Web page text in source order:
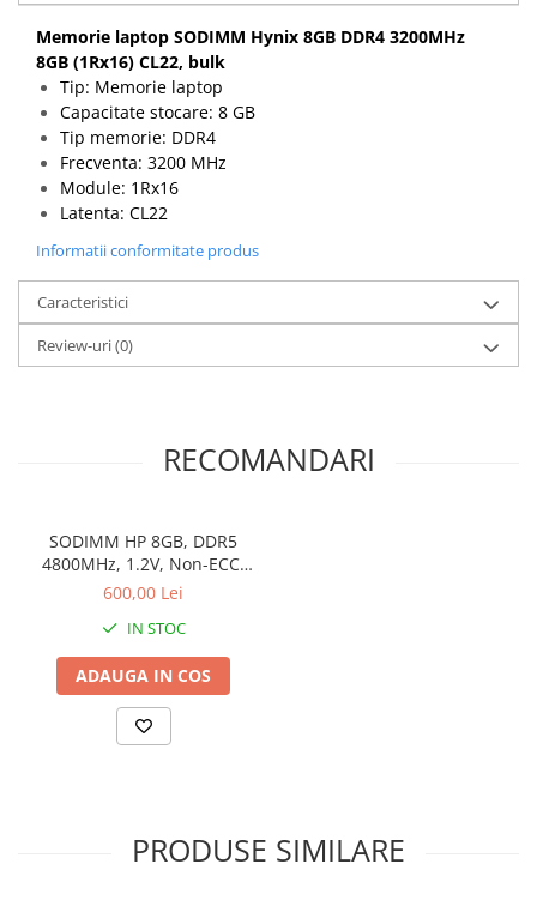
Calculatoare All-in-One RENEW
Componente All-in-One
Monitoare
Monitoare NOI
Monitoare Refurbished
Monitoare Renew
Hard Disk-uri SERVER
Accesorii server
Memorii RAM Server
Stabilizatoare de tensiune
Periferice PC
Hard Disk-uri & SSD-uri externe
Tastaturi
Statii GRAFICE NOI
Memorie laptop SODIMM Hynix 8GB DDR4 3200MHz
8GB (1Rx16) CL22, bulk
Tip: Memorie laptop
Capacitate stocare: 8 GB
Tip memorie: DDR4
Frecventa: 3200 MHz
Module: 1Rx16
Latenta: CL22
Informatii conformitate produs
Caracteristici
Review-uri(0)
RECOMANDARI
SODIMM HP 8GB, DDR5
4800MHz, 1.2V, Non-ECC,
bulk
600,00 Lei
IN STOC
ADAUGA IN COS
PRODUSE SIMILARE